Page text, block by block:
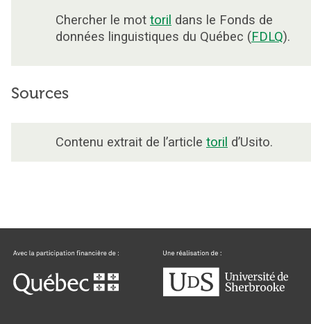
Chercher le mot toril dans le Fonds de
données linguistiques du Québec (FDLQ).
Sources
Contenu extrait de l’article toril d’Usito.